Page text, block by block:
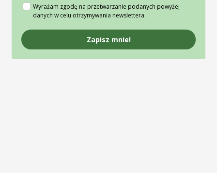
Wyrażam zgodę na przetwarzanie podanych powyżej
danych w celu otrzymywania newslettera.
Zapisz mnie!